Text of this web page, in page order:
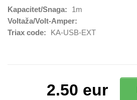
Kapacitet/Snaga:
1m
Voltaža/Volt-Amper:
Triax code:
KA-USB-EXT
2.50 eur